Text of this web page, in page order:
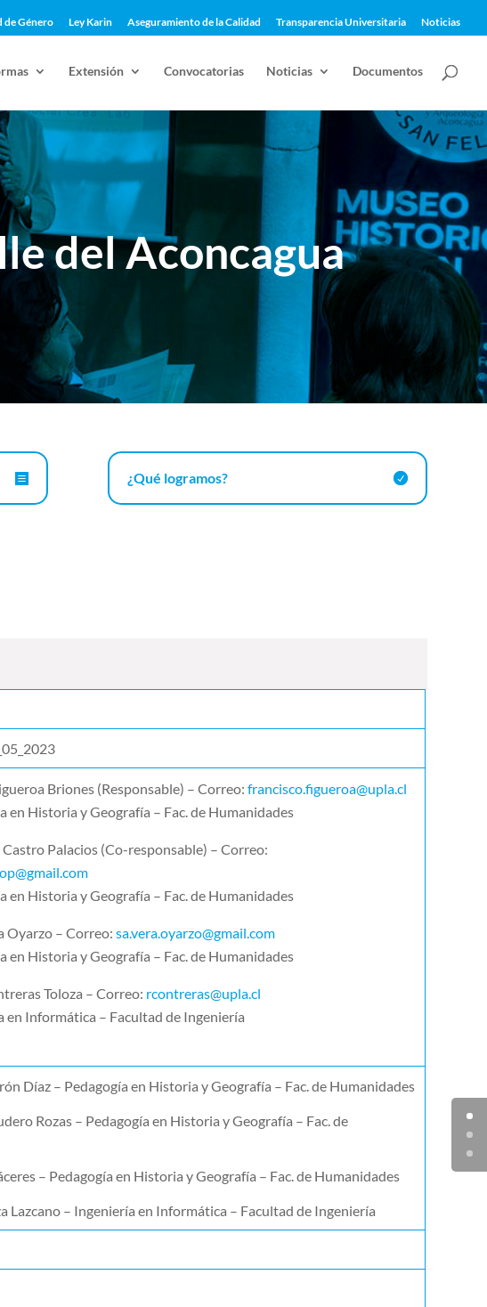
de Género Ley Karin Aseguramiento de la Calidad Transparencia Universitaria Noticias
Extensión Convocatorias Noticias Documentos
del Aconcagua
¿Qué logramos?
Briones (Responsable) – Correo:francisco.figueroa@upla.cl
en Historia y Geografía – Fac. de Humanidades
Palacios (Co-responsable) – Correo:
en Historia y Geografía – Fac. de Humanidades
Oyarzo – Correo:sa.vera.oyarzo@gmail.com
en Historia y Geografía – Fac. de Humanidades
Toloza – Correo: rcontreras@upla.cl
en Informática – Facultad de Ingeniería
Díaz – Pedagogía en Historia y Geografía – Fac. de Humanidades
Rozas – Pedagogía en Historia y Geografía – Fac. de
– Pedagogía en Historia y Geografía – Fac. de Humanidades
Lazcano – Ingeniería en Informática – Facultad de Ingeniería